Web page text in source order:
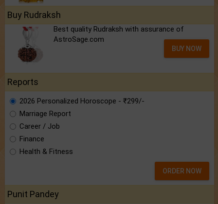
Buy Rudraksh
Best quality Rudraksh with assurance of
AstroSage.com
BUY NOW
Reports
2026 Personalized Horoscope - ₹299/-
Marriage Report
Career / Job
Finance
Health & Fitness
ORDER NOW
Punit Pandey